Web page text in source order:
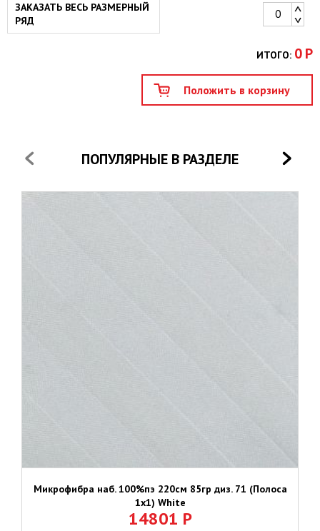
ЗАКАЗАТЬ ВЕСЬ РАЗМЕРНЫЙ
РЯД
ИТОГО: 0Р
ПОПУЛЯРНЫЕ В РАЗДЕЛЕ
Микрофибра наб. 100%пэ 220см 85гр диз. 71 (Полоса
1х1) White
14801 Р